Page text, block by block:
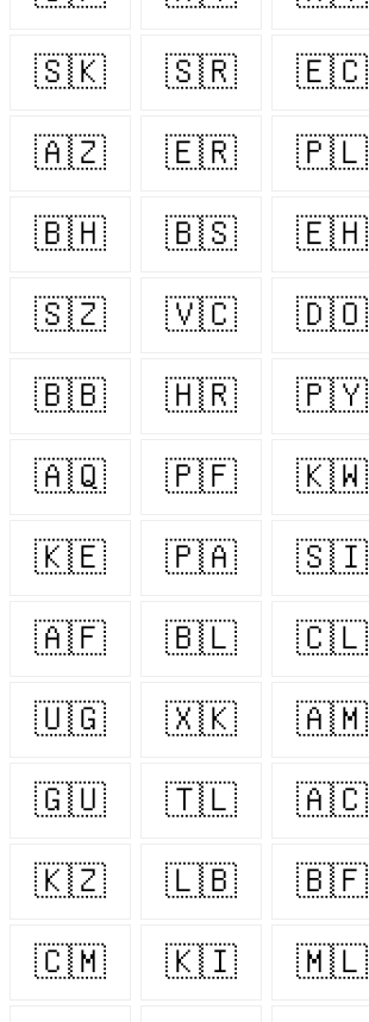
🇸🇰 🇸🇷 🇪🇨
🇦🇿 🇪🇷 🇵🇱
🇧🇭 🇧🇸 🇪🇭
🇸🇿 🇻🇨 🇩🇴
🇧🇧 🇭🇷 🇵🇾
🇦🇶 🇵🇫 🇰🇼
🇰🇪 🇵🇦 🇸🇮
🇦🇫 🇧🇱 🇨🇱
🇺🇬 🇽🇰 🇦🇲
🇬🇺 🇹🇱 🇦🇨
🇰🇿 🇱🇧 🇧🇫
🇨🇲 🇰🇮 🇲🇱